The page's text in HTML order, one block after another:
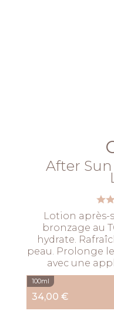
After
Lotion
bronzage au
hydrate.
peau. Prolonge
avec une
100ml
34,00 €